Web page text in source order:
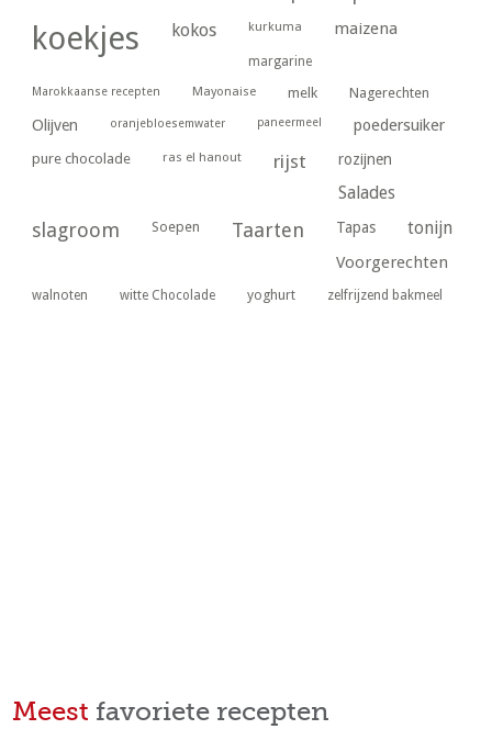
koekjes kokos kurkuma maizena
margarine
Marokkaanse recepten Mayonaise melk Nagerechten
Olijven oranjebloesemwater paneermeel poedersuiker
pure chocolade ras el hanout rijst rozijnen
Salades
slagroom Soepen Taarten Tapas tonijn
Voorgerechten
walnoten witte Chocolade yoghurt zelfrijzend bakmeel
Meest favoriete recepten